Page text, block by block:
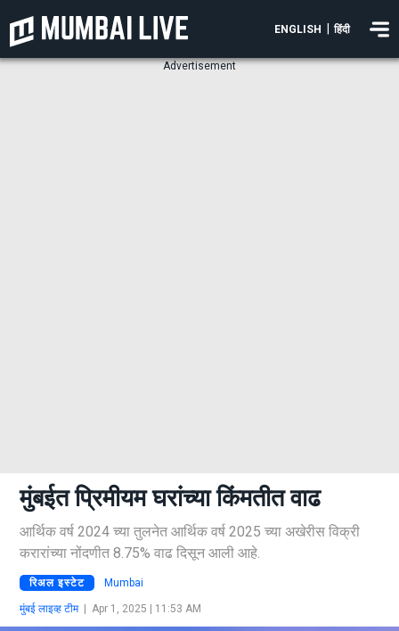
ENGLISH हिंदी
Advertisement
मुंबईत प्रिमीयम घरांच्या किंमतीत वाढ
आर्थिक वर्ष 2024 च्या तुलनेत आर्थिक वर्ष 2025 च्या अखेरीस विक्री
करारांच्या नोंदणीत 8.75% वाढ दिसून आली आहे.
रिअल इस्टेट Mumbai
मुंबई लाइव्ह टीम| Apr 1, 2025 | 11:53 AM